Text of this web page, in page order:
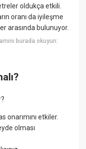
oldukça etkili.
oranı da iyileşme
arasında bulunuyor.
burada okuyun:
onarımını etkiler.
olması